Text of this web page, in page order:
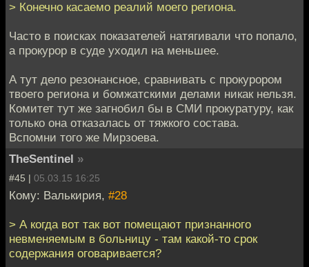
> Конечно касаемо реалий моего региона.
Часто в поисках показателей натягивали что попало,
а прокурор в суде уходил на меньшее.
А тут дело резонансное, сравнивать с прокурором
твоего региона и бомжатскими делами никак нельзя.
Комитет тут же загнобил бы в СМИ прокуратуру, как
только она отказалась от тяжкого состава.
Вспомни того же Мирзоева.
TheSentinel »
#45 | 05.03.15 16:25
Кому: Валькирия, #28
> А когда вот так вот помещают признанного
невменяемым в больницу - там какой-то срок
содержания оговаривается?